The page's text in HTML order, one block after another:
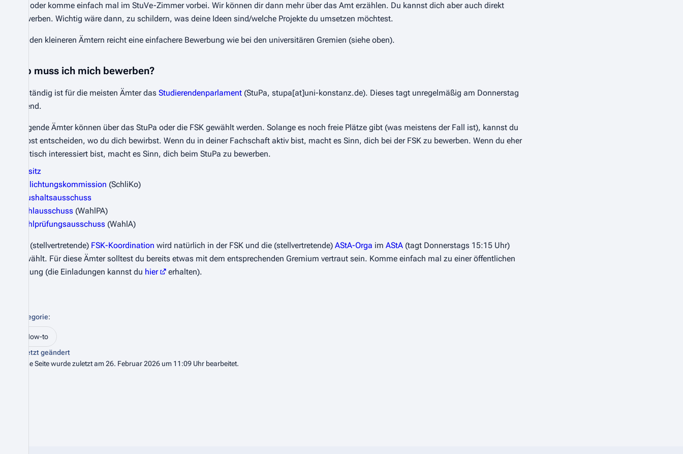
auf oder komme einfach mal im StuVe-Zimmer vorbei. Wir können dir dann mehr über das Amt erzählen. Du kannst dich aber auch direkt
bewerben. Wichtig wäre dann, zu schildern, was deine Ideen sind/welche Projekte du umsetzen möchtest.
Bei den kleineren Ämtern reicht eine einfachere Bewerbung wie bei den universitären Gremien (siehe oben).
Wo muss ich mich bewerben?
Zuständig ist für die meisten Ämter das Studierendenparlament (StuPa, stupa[at]uni-konstanz.de). Dieses tagt unregelmäßig am Donnerstag
Abend.
Folgende Ämter können über das StuPa oder die FSK gewählt werden. Solange es noch freie Plätze gibt (was meistens der Fall ist), kannst du
selbst entscheiden, wo du dich bewirbst. Wenn du in deiner Fachschaft aktiv bist, macht es Sinn, dich bei der FSK zu bewerben. Wenn du eher
politisch interessiert bist, macht es Sinn, dich beim StuPa zu bewerben.
Vorsitz
Schlichtungskommission (SchliKo)
Haushaltsausschuss
Wahlausschuss (WahlPA)
Wahlprüfungsausschuss (WahlA)
Die (stellvertretende) FSK-Koordination wird natürlich in der FSK und die (stellvertretende) AStA-Orga im AStA (tagt Donnerstags 15:15 Uhr)
gewählt. Für diese Ämter solltest du bereits etwas mit dem entsprechenden Gremium vertraut sein. Komme einfach mal zu einer öffentlichen
Sitzung (die Einladungen kannst du hier erhalten).
Kategorie:
How-to
Zuletzt geändert
Diese Seite wurde zuletzt am 26. Februar 2026 um 11:09 Uhr bearbeitet.